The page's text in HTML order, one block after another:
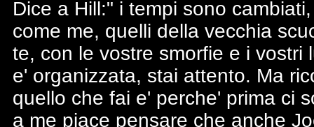
Dice a Hill:" i tempi sono
come me, quelli della vecchia
te, con le vostre smorfie e i vostri
e' organizzata, stai attento. Ma
quello che fai e' perche' prima ci
a me piace pensare che anche